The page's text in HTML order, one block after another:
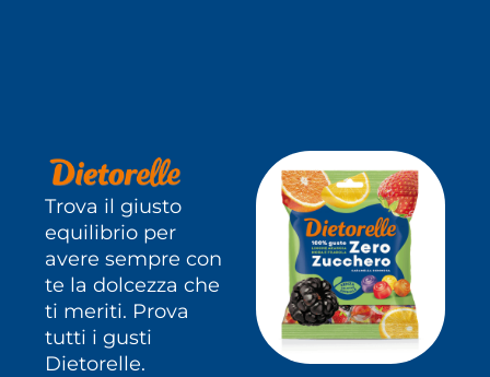
Trova il giusto
equilibrio per
avere sempre con
te la dolcezza che
ti meriti. Prova
tutti i gusti
Dietorelle.